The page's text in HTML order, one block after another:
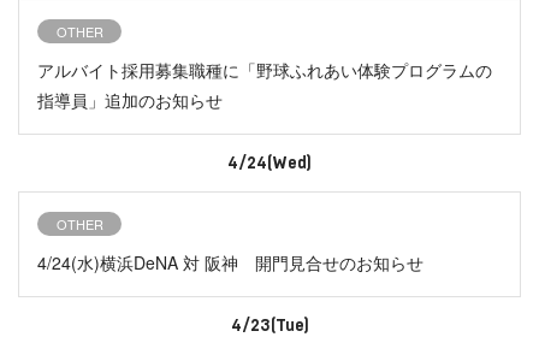
OTHER
アルバイト採用募集職種に「野球ふれあい体験プログラムの
指導員」追加のお知らせ
4/24(Wed)
OTHER
4/24(水)横浜DeNA 対 阪神 開門見合せのお知らせ
4/23(Tue)